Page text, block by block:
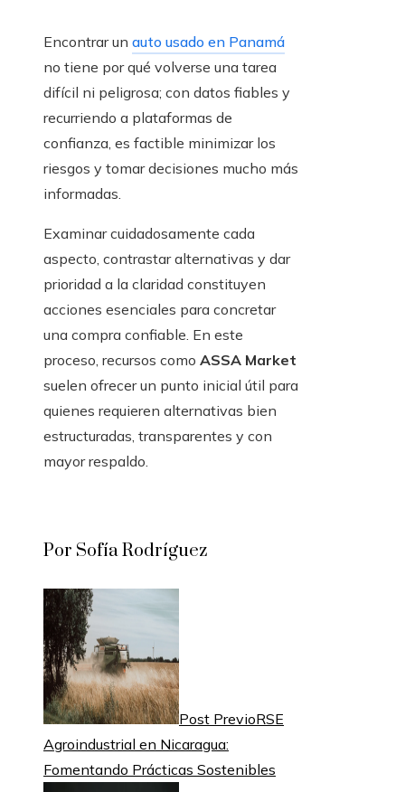
Encontrar un auto usado en Panamá
no tiene por qué volverse una tarea
difícil ni peligrosa; con datos fiables y
recurriendo a plataformas de
confianza, es factible minimizar los
riesgos y tomar decisiones mucho más
informadas.
Examinar cuidadosamente cada
aspecto, contrastar alternativas y dar
prioridad a la claridad constituyen
acciones esenciales para concretar
una compra confiable. En este
proceso, recursos como ASSA Market
suelen ofrecer un punto inicial útil para
quienes requieren alternativas bien
estructuradas, transparentes y con
mayor respaldo.
Por Sofía Rodríguez
Post PrevioRSE
Agroindustrial en Nicaragua:
Fomentando Prácticas Sostenibles